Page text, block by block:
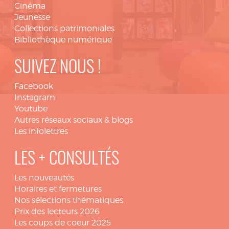
Cinéma
Jeunesse
Collections patrimoniales
Bibliothèque numérique
SUIVEZ NOUS !
Facebook
Instagram
Youtube
Autres réseaux sociaux & blogs
Les infolettres
LES + CONSULTÉS
Les nouveautés
Horaires et fermetures
Nos sélections thématiques
Prix des lecteurs 2026
Les coups de coeur 2025